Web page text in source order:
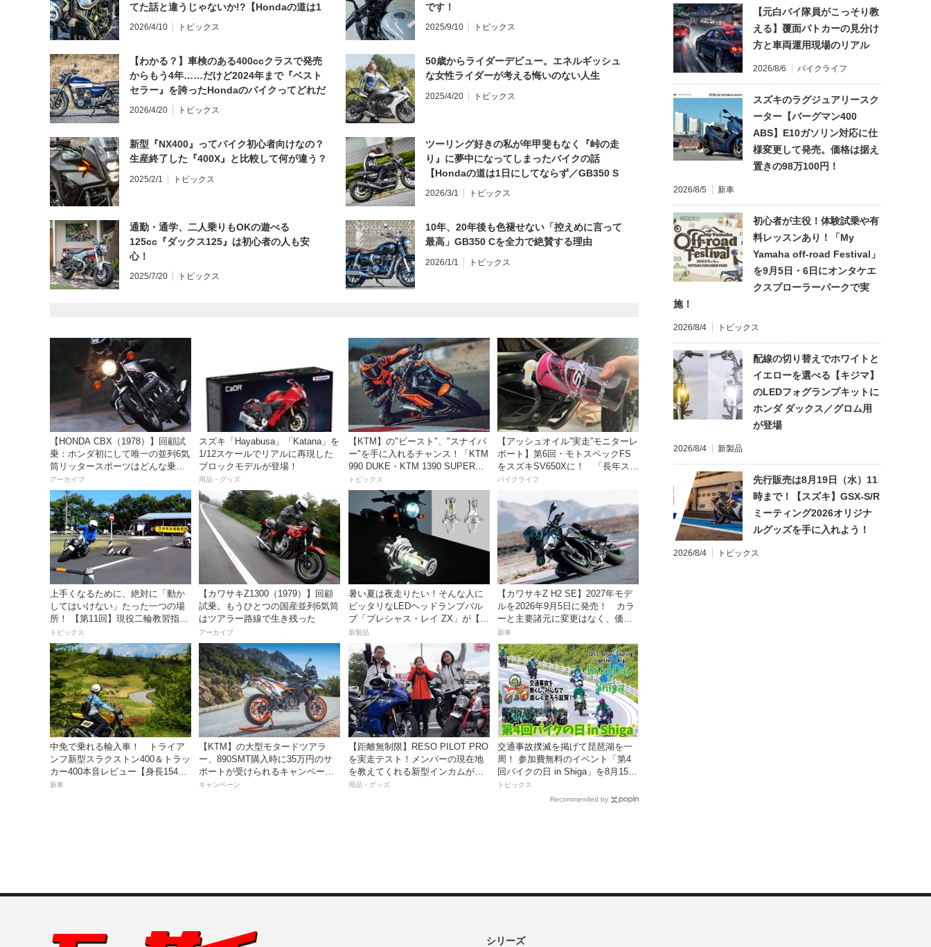
てた話と違うじゃないか!?【Hondaの道は1
日にしてならず／CB1000F ①第一印象 編】
2026/4/10 トピックス
です！
2025/9/10 トピックス
【わかる？】車検のある400ccクラスで発売
からもう4年……だけど2024年まで『ベスト
セラー』を誇ったHondaのバイクってどれだ
と思う？
2026/4/20 トピックス
50歳からライダーデビュー。エネルギッシュ
な女性ライダーが考える悔いのない人生
2025/4/20 トピックス
新型『NX400』ってバイク初心者向けなの？
生産終了した『400X』と比較して何が違う？
2025/2/1 トピックス
ツーリング好きの私が年甲斐もなく『峠の走
り』に夢中になってしまったバイクの話
【Hondaの道は1日にしてならず／GB350 S
インプレ・レビュー 前編】
2026/3/1 トピックス
通勤・通学、二人乗りもOKの遊べる
125cc『ダックス125』は初心者の人も安
心！
2025/7/20 トピックス
10年、20年後も色褪せない「控えめに言って
最高」GB350 Cを全力で絶賛する理由
2026/1/1 トピックス
【HONDA CBX（1978）】回顧試
乗：ホンダ初にして唯一の並列6気
筒リッタースポーツはどんな乗り
味だったのか？
アーカイブ
スズキ「Hayabusa」「Katana」を
1/12スケールでリアルに再現した
ブロックモデルが登場！
用品・グッズ
【KTM】の"ビースト"、"スナイパ
ー"を手に入れるチャンス！「KTM
990 DUKE・KTM 1390 SUPER
DUKE R EVO 購入サポートキャン
ペーン」
トピックス
【アッシュオイル”実走”モニターレ
ポート】第6回・モトスペックFS
をスズキSV650Xに！ 「長年スト
レスだったシフトの固さがコレの
バイクライフ
上手くなるために、絶対に「動か
してはいけない」たった一つの場
所！ 【第11回】現役二輪教習指導
員YouTuberばくのライテク講座
トピックス
【カワサキZ1300（1979）】回顧
試乗。もうひとつの国産並列6気筒
はツアラー路線で生き残った
アーカイブ
暑い夏は夜走りたい！そんな人に
ピッタリなLEDヘッドランプバル
ブ「プレシャス・レイ ZX」が【デ
イトナ】から登場
新製品
【カワサキZ H2 SE】2027年モデ
ルを2026年9月5日に発売！ カラ
ーと主要諸元に変更はなく、価格
は据え置きの247万5000円！
新車
中免で乗れる輸入車！ トライア
ンフ新型スラクストン400＆トラッ
カー400本音レビュー【身長154cm
の足着きは？】
新車
【KTM】の大型モタードツアラ
ー、890SMT購入時に35万円のサ
ポートが受けられるキャンペーン
を実施中！
キャンペーン
【距離無制限】RESO PILOT PRO
を実走テスト！メンバーの現在地
を教えてくれる新型インカムがめ
っちゃ便利な３つの理由【動画付
用品・グッズ
交通事故撲滅を掲げて琵琶湖を一
周！ 参加費無料のイベント「第4
回バイクの日 in Shiga」を8月15
日、16日に開催
トピックス
Recommended by
【元白バイ隊員がこっそり教
える】覆面パトカーの見分け
方と車両運用現場のリアル
2026/8/6 バイクライフ
スズキのラグジュアリースク
ーター【バーグマン400
ABS】E10ガソリン対応に仕
様変更して発売。価格は据え
置きの98万100円！
2026/8/5 新車
初心者が主役！体験試乗や有
料レッスンあり！「My
Yamaha off-road Festival」
を9月5日・6日にオンタケエ
クスプローラーパークで実
施！
2026/8/4 トピックス
配線の切り替えでホワイトと
イエローを選べる【キジマ】
のLEDフォグランプキットに
ホンダ ダックス／グロム用
が登場
2026/8/4 新製品
先行販売は8月19日（水）11
時まで！【スズキ】GSX-S/R
ミーティング2026オリジナ
ルグッズを手に入れよう！
2026/8/4 トピックス
シリーズ